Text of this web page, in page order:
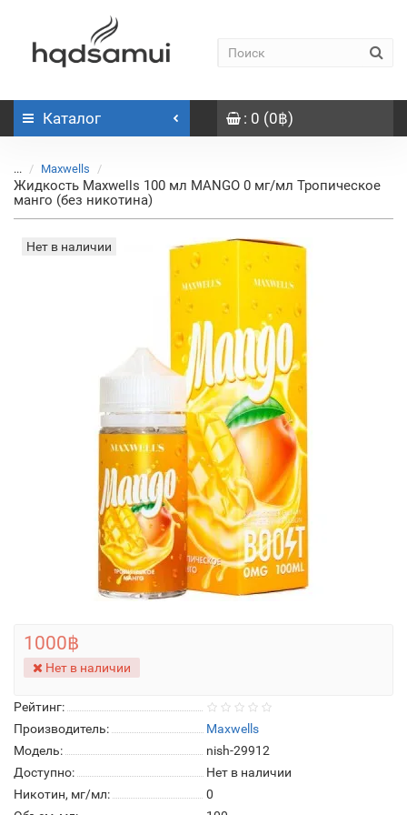
Каталог : 0 (0฿)
... Maxwells
Жидкость Maxwells 100 мл MANGO 0 мг/мл Тропическое
манго (без никотина)
Нет в наличии
Рейтинг:
Производитель:
Maxwells
Модель:
nish-29912
Доступно:
Нет в наличии
Никотин, мг/мл:
0
1000฿
Нет в наличии